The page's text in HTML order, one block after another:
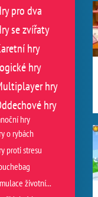
pro dva
se zvířaty
hry
hry
hry
hry
hry
o rybách
proti stresu
životních situací